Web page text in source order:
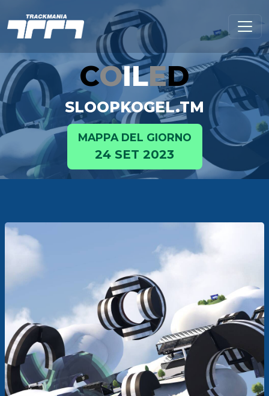
COILED
SLOOPKOGEL.TM
MAPPA DEL GIORNO
24 SET 2023